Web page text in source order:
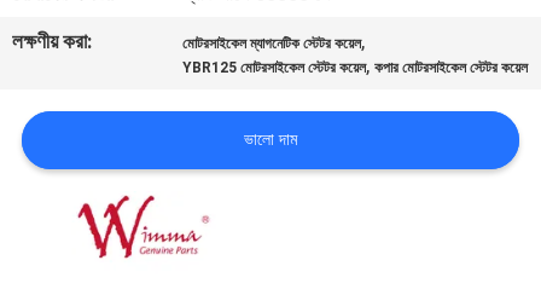
অনুরোধ
সাইটম্যাপ
গোপনীয়তা
লক্ষণীয় করা:
মোটরসাইকেল ম্যাগনেটিক স্টেটর কয়েল,
YBR125 মোটরসাইকেল স্টেটর কয়েল,কপার মোটরসাইকেল স্টেটর কয়েল
ভালো দাম